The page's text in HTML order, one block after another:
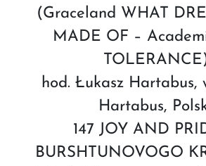
(Graceland WHAT
MADE OF –
hod. Łukasz Hartabus,
Hartabus,
147 JOY AND
BURSHTUNOVOGO